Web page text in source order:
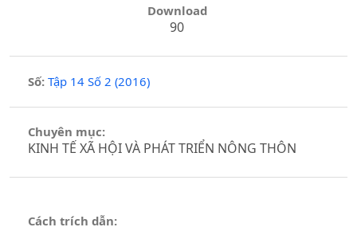
Download
90
Số: Tập 14 Số 2 (2016)
Chuyên mục:
KINH TẾ XÃ HỘI VÀ PHÁT TRIỂN NÔNG THÔN
Cách trích dẫn: